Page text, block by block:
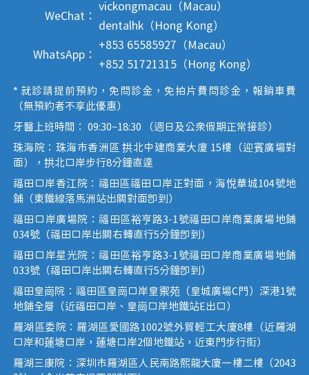
WeChat：
vickongmacau（Macau）
dentalhk（Hong Kong）
WhatsApp：
+853 65585927（Macau）
+852 51721315（Hong Kong）
* 就診請提前預約，免問診金，免拍片費問診金，報銷車費
（無預約者不享此優惠）
牙醫上班時間： 09:30~18:30 （週日及公眾假期正常接診）
珠海院：珠海市香洲區 拱北中建商業大廈 15樓（迎賓廣場對
面），拱北口岸步行8分鐘直達
福田口岸香江院：福田區福田口岸正對面，海悅華城104號地
鋪（東鐵線落馬洲站出關對面即到）
福田口岸廣場院：福田區裕亨路3-1號福田口岸商業廣場地鋪
034號（福田口岸出關右轉直行5分鐘即到）
福田口岸星光院：福田區裕亨路3-1號福田口岸商業廣場地鋪
033號（福田口岸出關右轉直行5分鐘即到）
福田皇崗院：福田區皇崗口岸皇禦苑（皇城廣場C門）深港1號
地鋪全層（近福田口岸、皇崗口岸地鐵站E出口）
羅湖區委院：羅湖區愛國路1002號外貿輕工大廈8樓（近羅湖
口岸和蓮塘口岸，蓮塘口岸2個地鐵站，近東門步行街）
羅湖三康院：深圳市羅湖區人民南路熙龍大廈一樓二樓（2043